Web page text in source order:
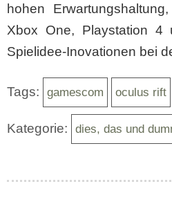
hohen
Xbox One, Playstation
Spielidee-Inovationen bei
Tags: gamescom oculus rift
Kategorie: dies, das und